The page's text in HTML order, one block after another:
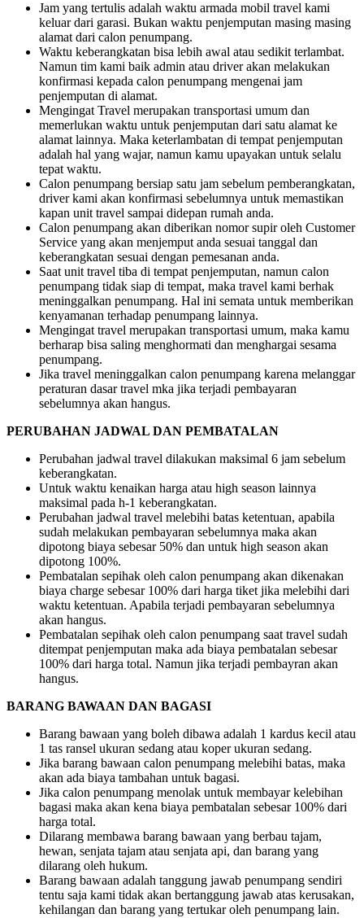
Jam yang tertulis adalah waktu armada mobil travel kami
keluar dari garasi. Bukan waktu penjemputan masing masing
alamat dari calon penumpang.
Waktu keberangkatan bisa lebih awal atau sedikit terlambat.
Namun tim kami baik admin atau driver akan melakukan
konfirmasi kepada calon penumpang mengenai jam
penjemputan di alamat.
Mengingat Travel merupakan transportasi umum dan
memerlukan waktu untuk penjemputan dari satu alamat ke
alamat lainnya. Maka keterlambatan di tempat penjemputan
adalah hal yang wajar, namun kamu upayakan untuk selalu
tepat waktu.
Calon penumpang bersiap satu jam sebelum pemberangkatan,
driver kami akan konfirmasi sebelumnya untuk memastikan
kapan unit travel sampai didepan rumah anda.
Calon penumpang akan diberikan nomor supir oleh Customer
Service yang akan menjemput anda sesuai tanggal dan
keberangkatan sesuai dengan pemesanan anda.
Saat unit travel tiba di tempat penjemputan, namun calon
penumpang tidak siap di tempat, maka travel kami berhak
meninggalkan penumpang. Hal ini semata untuk memberikan
kenyamanan terhadap penumpang lainnya.
Mengingat travel merupakan transportasi umum, maka kamu
berharap bisa saling menghormati dan menghargai sesama
penumpang.
Jika travel meninggalkan calon penumpang karena melanggar
peraturan dasar travel mka jika terjadi pembayaran
sebelumnya akan hangus.
PERUBAHAN JADWAL DAN PEMBATALAN
Perubahan jadwal travel dilakukan maksimal 6 jam sebelum
keberangkatan.
Untuk waktu kenaikan harga atau high season lainnya
maksimal pada h-1 keberangkatan.
Perubahan jadwal travel melebihi batas ketentuan, apabila
sudah melakukan pembayaran sebelumnya maka akan
dipotong biaya sebesar 50% dan untuk high season akan
dipotong 100%.
Pembatalan sepihak oleh calon penumpang akan dikenakan
biaya charge sebesar 100% dari harga tiket jika melebihi dari
waktu ketentuan. Apabila terjadi pembayaran sebelumnya
akan hangus.
Pembatalan sepihak oleh calon penumpang saat travel sudah
ditempat penjemputan maka ada biaya pembatalan sebesar
100% dari harga total. Namun jika terjadi pembayran akan
hangus.
BARANG BAWAAN DAN BAGASI
Barang bawaan yang boleh dibawa adalah 1 kardus kecil atau
1 tas ransel ukuran sedang atau koper ukuran sedang.
Jika barang bawaan calon penumpang melebihi batas, maka
akan ada biaya tambahan untuk bagasi.
Jika calon penumpang menolak untuk membayar kelebihan
bagasi maka akan kena biaya pembatalan sebesar 100% dari
harga total.
Dilarang membawa barang bawaan yang berbau tajam,
hewan, senjata tajam atau senjata api, dan barang yang
dilarang oleh hukum.
Barang bawaan adalah tanggung jawab penumpang sendiri
tentu saja kami tidak akan bertanggung jawab atas kerusakan,
kehilangan dan barang yang tertukar oleh penumpang lain.